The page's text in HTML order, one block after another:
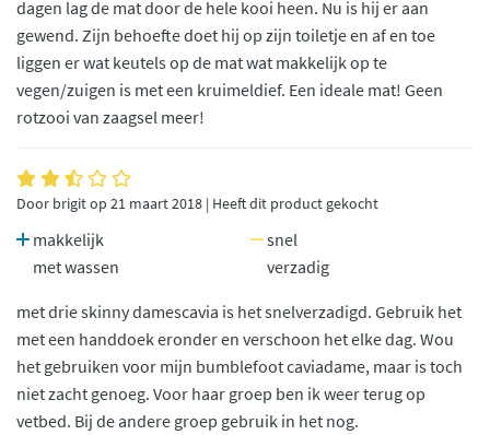
dagen lag de mat door de hele kooi heen. Nu is hij er aan
gewend. Zijn behoefte doet hij op zijn toiletje en af en toe
liggen er wat keutels op de mat wat makkelijk op te
vegen/zuigen is met een kruimeldief. Een ideale mat! Geen
rotzooi van zaagsel meer!
Door brigit op 21 maart 2018 | Heeft dit product gekocht
makkelijk
met wassen
snel
verzadig
met drie skinny damescavia is het snelverzadigd. Gebruik het
met een handdoek eronder en verschoon het elke dag. Wou
het gebruiken voor mijn bumblefoot caviadame, maar is toch
niet zacht genoeg. Voor haar groep ben ik weer terug op
vetbed. Bij de andere groep gebruik in het nog.